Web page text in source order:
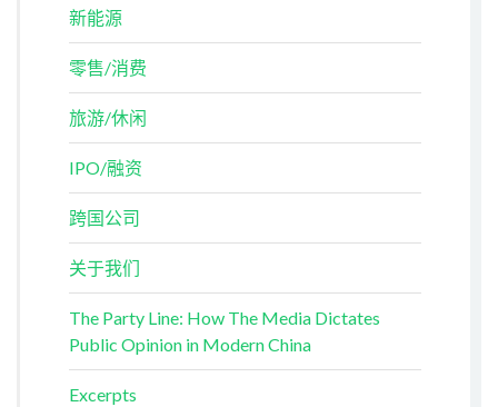
新能源
零售/消费
旅游/休闲
IPO/融资
跨国公司
关于我们
The Party Line: How The Media Dictates
Public Opinion in Modern China
Excerpts